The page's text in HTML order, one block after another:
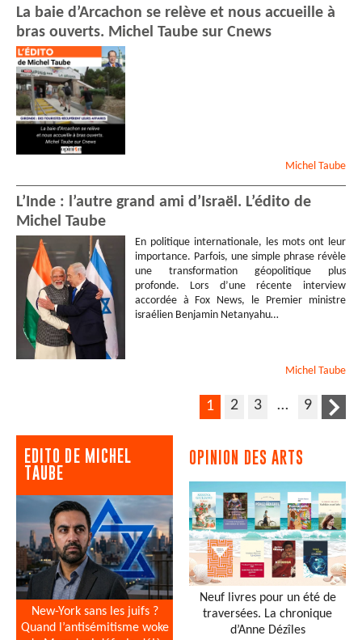
La baie d’Arcachon se relève et nous accueille à
bras ouverts. Michel Taube sur Cnews
Michel Taube
L’Inde : l’autre grand ami d’Israël. L’édito de
Michel Taube
En politique internationale, les mots ont leur
importance. Parfois, une simple phrase révèle
une transformation géopolitique plus
profonde. Lors d’une récente interview
accordée à Fox News, le Premier ministre
israélien Benjamin Netanyahu…
Michel Taube
1 2 3 … 9
EDITO DE MICHEL
TAUBE
New-York sans les juifs ?
Quand l’antisémitisme woke
OPINION DES ARTS
Neuf livres pour un été de
traversées. La chronique
d’Anne Dézîles